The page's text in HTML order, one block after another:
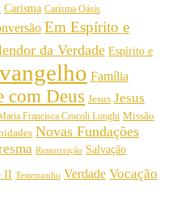
Carisma Carisma Oásis
Em Espírito e
da Verdade Espírito e
Família
com Deus Jesus Jesus
Francisca Crocoli Longhi Missão
Novas Fundações
Ressurreição Salvação
II Testemunho Verdade Vocação